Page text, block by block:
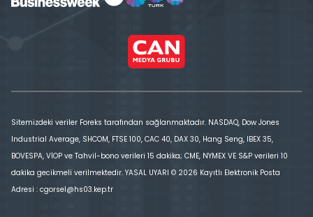
Sitemizdeki veriler Foreks tarafından sağlanmaktadır. NASDAQ, Dow Jones
Industrial Average, SHCOM, FTSE 100, CAC 40, DAX 30, Hang Seng, IBEX 35,
BOVESPA, VİOP ve Tahvil-bono verileri 15 dakika; CME, NYMEX VE S&P verileri 10
dakika gecikmeli verilmektedir. YASAL UYARI © 2026 Kayıtlı Elektronik Posta
Adresi : cgorsel@hs03.kep.tr